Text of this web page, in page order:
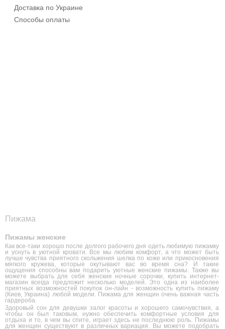
Пижама
Пижамы женские
Как все-таки хорошо после долгого рабочего дня одеть любимую пижамку
и уснуть в уютной кровати. Все мы любим комфорт, а что может быть
лучше чувства приятного скольжения шелка по коже или прикосновения
мягкого кружева, которые окутывают вас во время сна? И такие
ощущения способны вам подарить уютные женские пижамы. Также вы
можете выбрать для себя женские ночные сорочки, купить интернет-
магазин всегда предложит несколько моделей. Это одна из наиболее
приятных возможностей покупок он-лайн - возможность купить пижаму
(Киев, Украина) любой модели. Пижама для женщин очень важная часть
гардероба.
Здоровый сон для девушки залог красоты и хорошего самочувствия, а
чтобы он был таковым, нужно обеспечить комфортные условия для
отдыха и то, в чем вы спите, играет здесь не последнюю роль. Пижамы
для женщин существуют в различных вариация. Вы можете подобрать
Доставка по Украине
Способы оплаты